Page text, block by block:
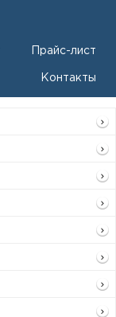
Прайс-лист
Контакты